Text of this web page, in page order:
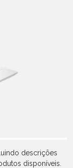
descrições
disponíveis.